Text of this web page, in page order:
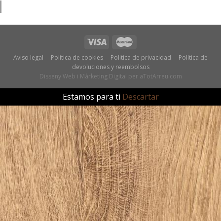
Aviso legal Politica de cookies Politica de privacidad
Política de
devoluciones y reembolsos
Disseny Web i Màrketing Digital per aTotArreu.com
Estamos para ti Descartar